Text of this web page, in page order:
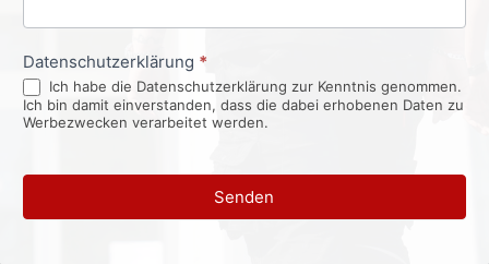
Datenschutzerklärung *
Ich habe die Datenschutzerklärung zur Kenntnis genommen.
Ich bin damit einverstanden, dass die dabei erhobenen Daten zu
Werbezwecken verarbeitet werden.
Senden